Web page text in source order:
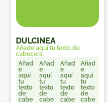
DULCINEA
Añade aquí tu texto de
cabecera
Añad
e
aquí
tu
texto
de
cabe
Añad
e
aquí
tu
texto
de
cabe
Añad
e
aquí
tu
texto
de
cabe
Añad
e
aquí
tu
texto
de
cabe